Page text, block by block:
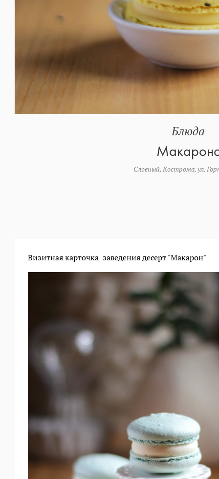
Блюда
Слоеный, Кострома, ул.
Визитная карточка заведения десерт "Макарон"